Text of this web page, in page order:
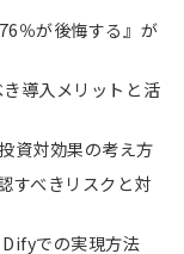
％が後悔する』が
導入メリットと活
資対効果の考え方
すべきリスクと対
での実現方法